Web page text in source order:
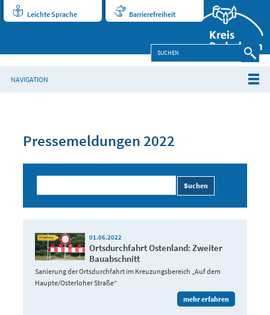
Leichte Sprache Barrierefreiheit
NAVIGATION
Pressemeldungen 2022
Suchen
01.06.2022
Ortsdurchfahrt Ostenland: Zweiter
Bauabschnitt
Sanierung der Ortsdurchfahrt im Kreuzungsbereich „Auf dem
Haupte/Osterloher Straße“
mehr erfahren